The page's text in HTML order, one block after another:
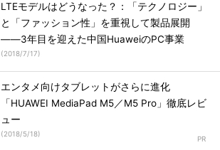
LTEモデルはどうなった？：「テクノロジー」
と「ファッション性」を重視して製品展開
――3年目を迎えた中国HuaweiのPC事業
(2018/7/17)
エンタメ向けタブレットがさらに進化
「HUAWEI MediaPad M5／M5 Pro」徹底レビ
ュー
(2018/5/18)